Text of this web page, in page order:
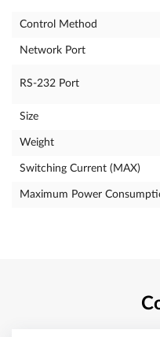
Control Method
Network Port
RS-232 Port
Size
Weight
Switching Current (MAX)
Maximum Power